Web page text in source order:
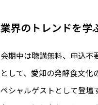
業界のトレンドを学
会期中は聴講無料、申込不
として、愛知の発酵食文
ペシャルゲストとして登壇